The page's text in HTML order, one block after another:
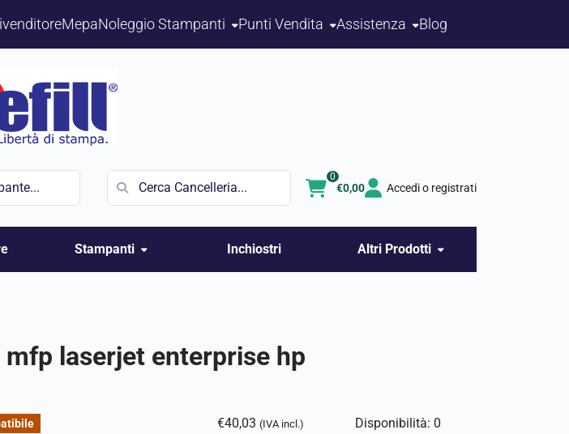
MepaNoleggio Stampanti Punti Vendita Assistenza Blog
€0,00
0
Accedi o registrati
Stampanti Inchiostri Altri Prodotti
laserjet enterprise hp
€40,03 (IVA incl.) Disponibilità: 0